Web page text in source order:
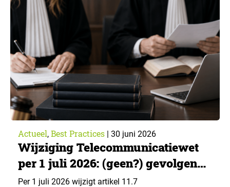
Actueel, Best Practices | 30 juni 2026
Wijziging Telecommunicatiewet
per 1 juli 2026: (geen?) gevolgen
voor telefonisch marktonderzoek
Per 1 juli 2026 wijzigt artikel 11.7